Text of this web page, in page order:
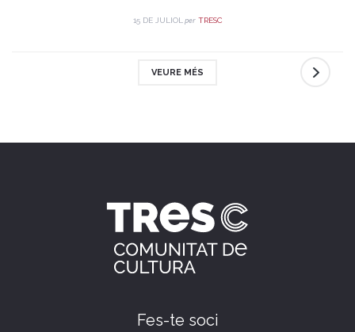
15 DE JULIOL per TRESC
VEURE MÉS
Fes-te soci